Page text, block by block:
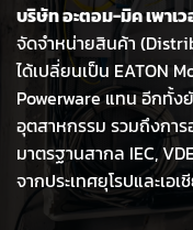
บริษัท อะตอม-มิค เพาเว
จัดจำหน่ายสินค้า
ได้เปลี่ยนเป็น EATON
Powerware แทน อีกทั้ง
อุตสาหกรรม รวมถึงกา
มาตรฐานสากล IEC,
จากประเทศยุโรปและเอเ